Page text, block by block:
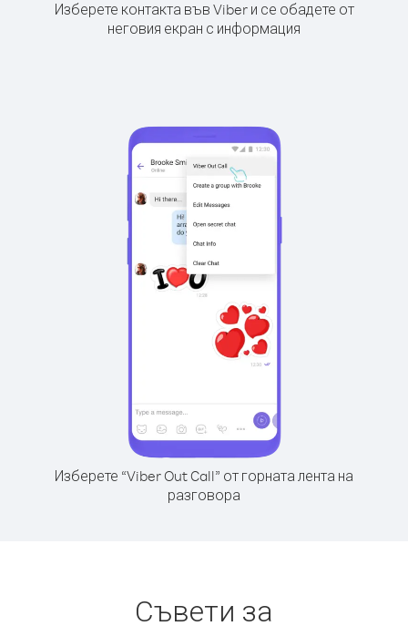
Изберете контакта във Viber и се обадете от
неговия екран с информация
Изберете “Viber Out Call” от горната лента на
разговора
Съвети за